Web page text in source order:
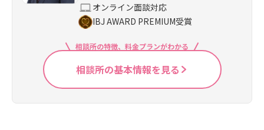
オンライン面談対応
IBJ AWARD PREMIUM受賞
相談所の特徴、料金プランがわかる
相談所の基本情報を見る